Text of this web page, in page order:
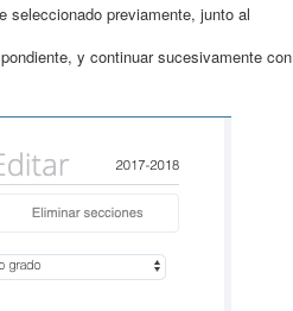
seleccionado previamente, junto al
y continuar sucesivamente con